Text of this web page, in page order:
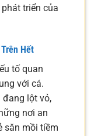
triển của
Hết
tố quan
với cá.
đang lột vỏ,
nơi an
săn mồi tiềm